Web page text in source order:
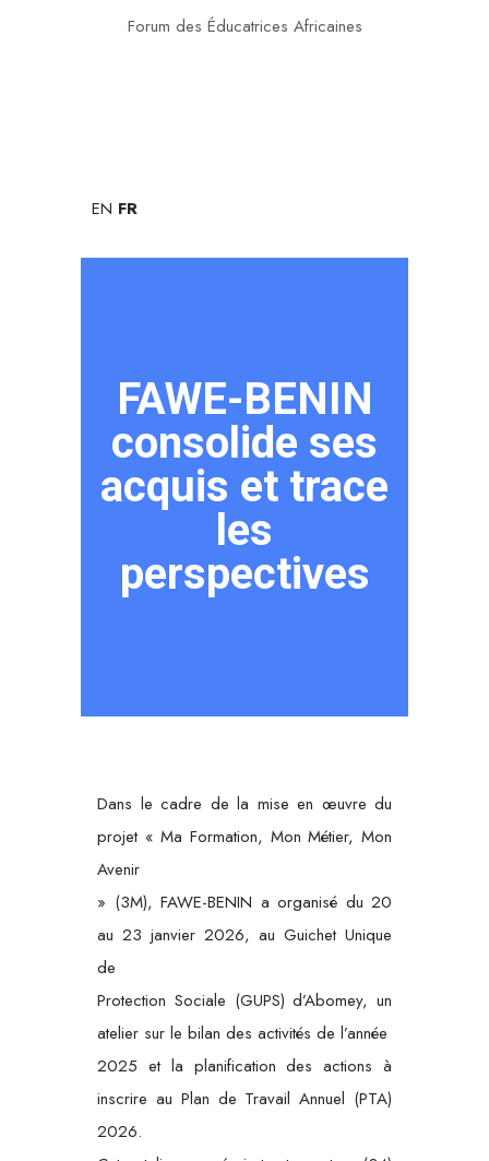
Forum des Éducatrices Africaines
EN FR
FAWE-BENIN
consolide ses
acquis et trace
les
perspectives
Dans le cadre de la mise en œuvre du
projet « Ma Formation, Mon Métier, Mon
Avenir
» (3M), FAWE-BENIN a organisé du 20
au 23 janvier 2026, au Guichet Unique
de
Protection Sociale (GUPS) d’Abomey, un
atelier sur le bilan des activités de l’année
2025 et la planification des actions à
inscrire au Plan de Travail Annuel (PTA)
2026.